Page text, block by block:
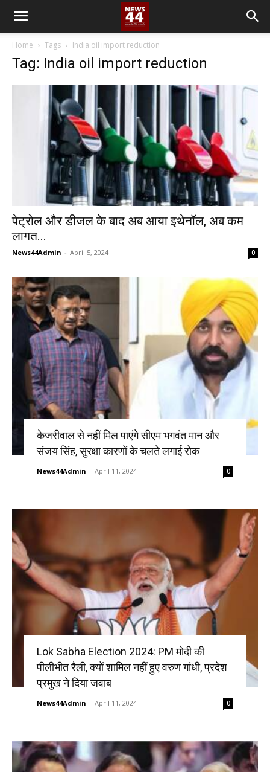
Home Tags India oil import reduction
Tag: India oil import reduction
पेट्रोल और डीजल के बाद अब आया इथेनॉल, अब कम
लागत...
News44Admin - April 5, 2024 0
केजरीवाल से नहीं मिल पाएंगे सीएम भगवंत मान और
संजय सिंह, सुरक्षा कारणों के चलते लगाई रोक
News44Admin - April 11, 2024 0
Lok Sabha Election 2024: PM मोदी की
पीलीभीत रैली, क्यों शामिल नहीं हुए वरुण गांधी, प्रदेश
प्रमुख ने दिया जवाब
News44Admin - April 11, 2024 0